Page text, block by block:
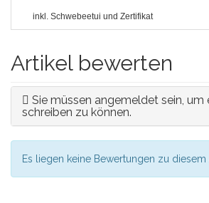
inkl. Schwebeetui und Zertifikat
Artikel bewerten
Sie müssen angemeldet sein, um
schreiben zu können.
Es liegen keine Bewertungen zu diesem